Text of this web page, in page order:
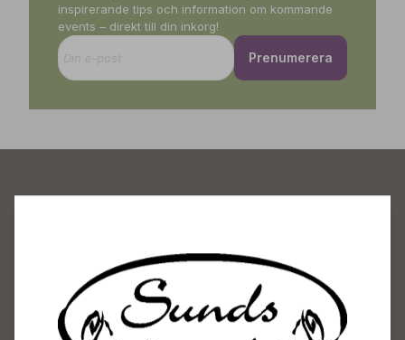
inspirerande tips och information om kommande
events – direkt till din inkorg!
Prenumerera
Sunds Trädgårdscenter
Öppet